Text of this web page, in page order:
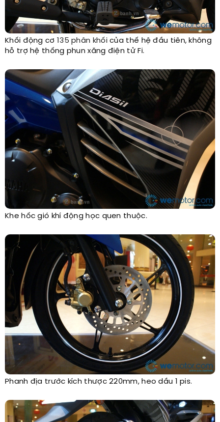
Khối động cơ 135 phân khốicủa thế hệ đầu tiên, không
hỗ trợ hệ thống phun xăng điện tử Fi.
Khe hốc gió khí động học quen thuộc.
Phanh địa trước kích thược 220mm, heo dầu 1 pis.